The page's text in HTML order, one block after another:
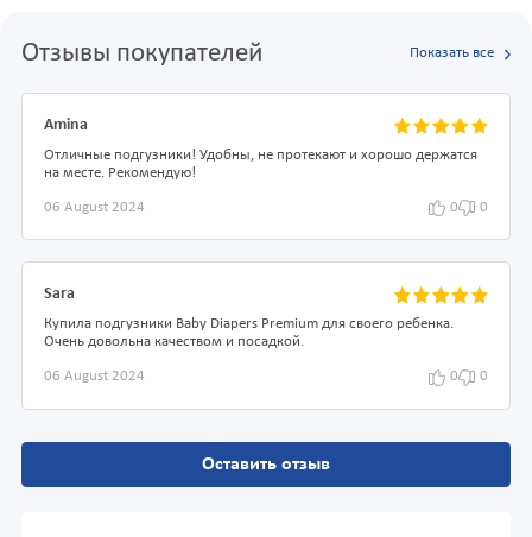
Отзывы покупателей Показать все
Amina
Отличные подгузники! Удобны, не протекают и хорошо держатся
на месте. Рекомендую!
06 August 2024 0 0
Sara
Купила подгузники Baby Diapers Premium для своего ребенка.
Очень довольна качеством и посадкой.
06 August 2024 0 0
Оставить отзыв